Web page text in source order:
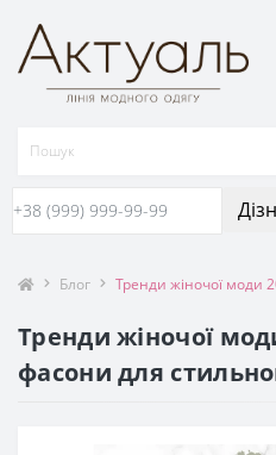
Блог Тренди жіночої моди
Тренди жіночої
фасони для